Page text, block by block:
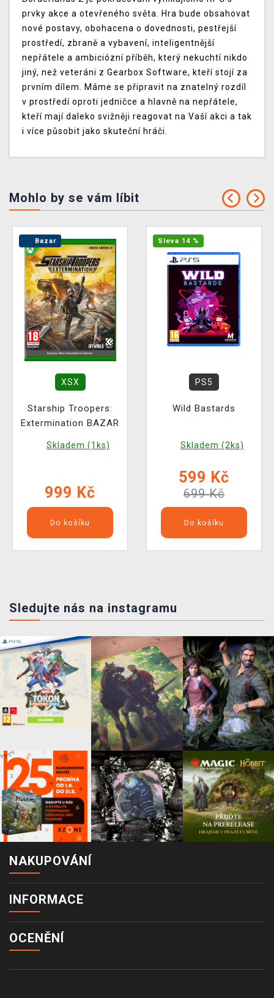
prvky akce a otevřeného světa. Hra bude obsahovat
nové postavy, obohacena o dovednosti, pestřejší
prostředí, zbraně a vybavení, inteligentnější
nepřátele a ambiciózní příběh, který nekuchtí nikdo
jiný, než veteráni z Gearbox Software, kteří stojí za
prvním dílem. Máme se připravit na znatelný rozdíl
v prostředí oproti jedničce a hlavně na nepřátele,
kteří mají daleko svižněji reagovat na Vaší akci a tak
i více působit jako skuteční hráči.
Mohlo by se vám líbit
Bazar
XSX
Starship Troopers:
Extermination BAZAR
Skladem (1ks)
999 Kč
Do košíku
Sleva 14 %
PS5
Wild Bastards
Skladem (2ks)
599 Kč
699 Kč
Do košíku
Sledujte nás na instagramu
NAKUPOVÁNÍ
INFORMACE
OCENĚNÍ